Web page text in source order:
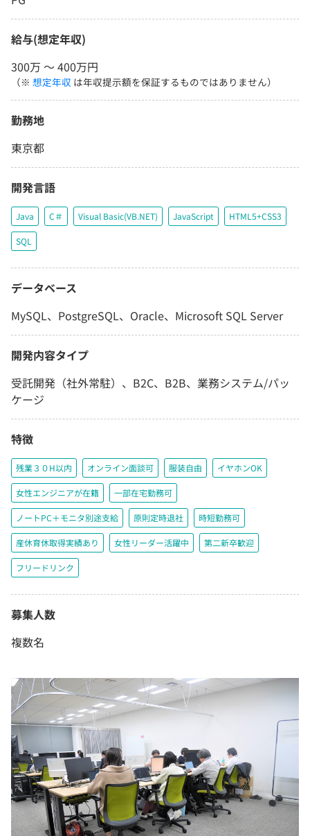
給与(想定年収)
300万 〜 400万円
（※ 想定年収 は年収提示額を保証するものではありません）
勤務地
東京都
開発言語
Java C＃ Visual Basic(VB.NET) JavaScript HTML5+CSS3
SQL
データベース
MySQL、PostgreSQL、Oracle、Microsoft SQL Server
開発内容タイプ
受託開発（社外常駐）、B2C、B2B、業務システム/パッ
ケージ
特徴
残業３０H以内 オンライン面談可 服装自由 イヤホンOK
女性エンジニアが在籍 一部在宅勤務可
ノートPC＋モニタ別途支給 原則定時退社 時短勤務可
産休育休取得実績あり 女性リーダー活躍中 第二新卒歓迎
フリードリンク
募集人数
複数名